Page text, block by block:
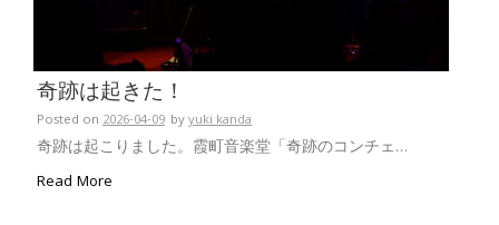
奇跡は起きた！
Posted on 2026-04-09 byyuki kanda
奇跡は起こりました。霞町音楽堂「奇跡のコンチェ…
Read More